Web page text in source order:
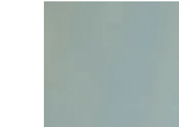
У исповедующих
святым днем
первый четверг